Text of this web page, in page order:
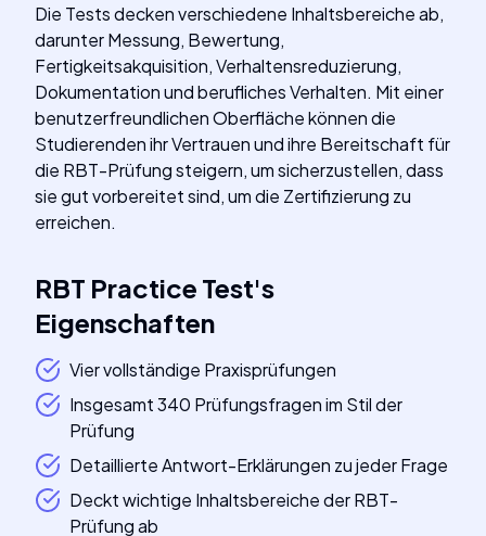
Die Tests decken verschiedene Inhaltsbereiche ab,
darunter Messung, Bewertung,
Fertigkeitsakquisition, Verhaltensreduzierung,
Dokumentation und berufliches Verhalten. Mit einer
benutzerfreundlichen Oberfläche können die
Studierenden ihr Vertrauen und ihre Bereitschaft für
die RBT-Prüfung steigern, um sicherzustellen, dass
sie gut vorbereitet sind, um die Zertifizierung zu
erreichen.
RBT Practice Test's
Eigenschaften
Vier vollständige Praxisprüfungen
Insgesamt 340 Prüfungsfragen im Stil der
Prüfung
Detaillierte Antwort-Erklärungen zu jeder Frage
Deckt wichtige Inhaltsbereiche der RBT-
Prüfung ab